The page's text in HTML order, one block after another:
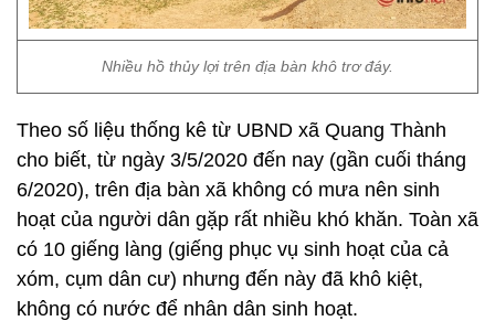
Nhiều hồ thủy lợi trên địa bàn khô trơ đáy.
Theo số liệu thống kê từ UBND xã Quang Thành
cho biết, từ ngày 3/5/2020 đến nay (gần cuối tháng
6/2020), trên địa bàn xã không có mưa nên sinh
hoạt của người dân gặp rất nhiều khó khăn. Toàn xã
có 10 giếng làng (giếng phục vụ sinh hoạt của cả
xóm, cụm dân cư) nhưng đến này đã khô kiệt,
không có nước để nhân dân sinh hoạt.